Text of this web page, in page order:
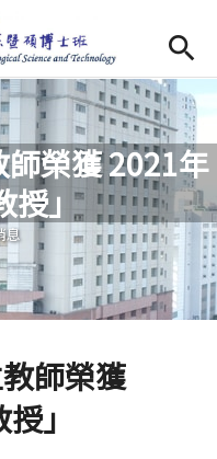
Open
)
)
師榮獲 2021年
授」
息
師榮獲
」